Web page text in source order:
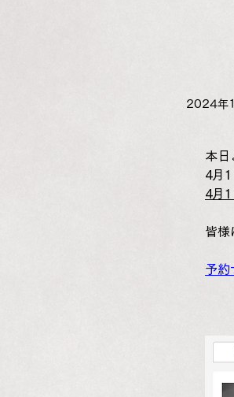
2024年
本日
4月1
4月
皆様
予約